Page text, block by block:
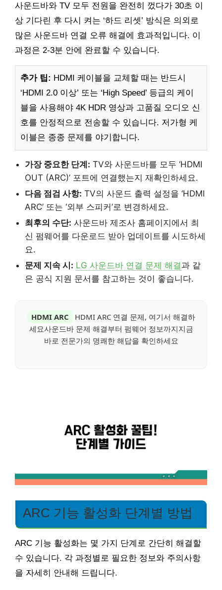
사운드바와 TV 모두 전원을 완전히 껐다가 30초 이
상 기다린 후 다시 켜는 ‘하드 리셋’ 방식은 의외로
많은 사운드바 연결 오류 해결에 효과적입니다. 이
과정은 2-3분 안에 완료할 수 있습니다.
추가 팁: HDMI 케이블을 교체할 때는 반드시
‘HDMI 2.0 이상’ 또는 ‘High Speed’ 등급의 케이
블을 사용해야 4K HDR 영상과 고품질 오디오 신
호를 안정적으로 전송할 수 있습니다. 저가형 케
이블은 종종 문제를 야기합니다.
가장 중요한 단계: TV와 사운드바를 모두 ‘HDMI
OUT (ARC)’ 포트에 연결했는지 재확인하세요.
다음 점검 사항: TV의 사운드 출력 설정을 ‘HDMI
ARC’ 또는 ‘외부 스피커’로 변경하세요.
최후의 수단: 사운드바 제조사 홈페이지에서 최
신 펌웨어를 다운로드 받아 업데이트를 시도하세
요.
문제 지속 시: LG 사운드바 연결 문제 해결과 같
은 공식 지원 문서를 참고하는 것이 좋습니다.
HDMI ARC
HDMI ARC 연결 문제, 여기서 해결하
세요사운드바 문제 해결부터 펌웨어 정보까지지금
바로 전문가의 명쾌한 해답을 확인하세요
ARC 기능 활성화 단계별 방법
ARC 기능 활성화는 몇 가지 단계로 간단히 해결할
수 있습니다. 각 과정별로 필요한 정보와 주의사항
을 자세히 안내해 드립니다.